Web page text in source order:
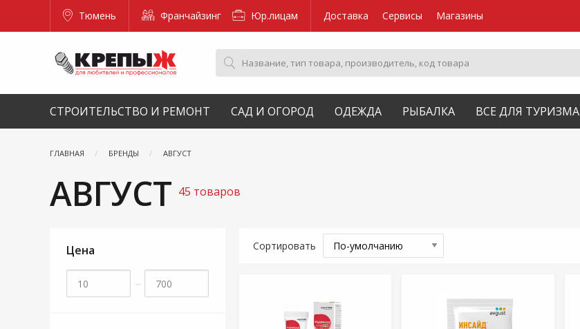
Тюмень Франчайзинг Юр.лицам Доставка Сервисы Магазины
СТРОИТЕЛЬСТВО И РЕМОНТ САД И ОГОРОД ОДЕЖДА РЫБАЛКА ВСЕ ДЛЯ ТУРИЗМА
ГЛАВНАЯ БРЕНДЫ АВГУСТ
АВГУСТ 45 товаров
Цена
–
Сортировать